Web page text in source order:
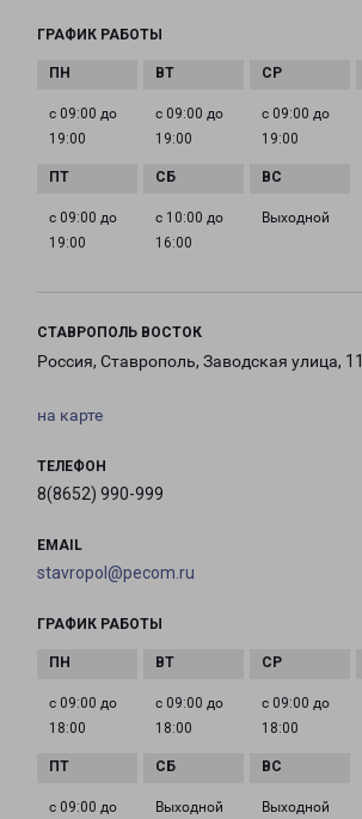
ГРАФИК РАБОТЫ
с 09:00 до
19:00
с 09:00 до
19:00
с 09:00 до
19:00
с 09:00 до
19:00
с 10:00 до
16:00
Выходной
СТАВРОПОЛЬ ВОСТОК
Россия, Ставрополь, Заводская улица, 11
на карте
ТЕЛЕФОН
8(8652) 990-999
EMAIL
stavropol@pecom.ru
ГРАФИК РАБОТЫ
с 09:00 до
18:00
с 09:00 до
18:00
с 09:00 до
18:00
с 09:00 до
Выходной Выходной